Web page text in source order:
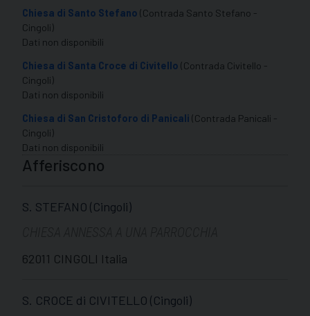
Chiesa di Santo Stefano (Contrada Santo Stefano -
Cingoli)
Dati non disponibili
Chiesa di Santa Croce di Civitello (Contrada Civitello -
Cingoli)
Dati non disponibili
Chiesa di San Cristoforo di Panicali (Contrada Panicali -
Cingoli)
Dati non disponibili
Afferiscono
S. STEFANO (Cingoli)
62011 CINGOLI Italia
S. CROCE di CIVITELLO (Cingoli)